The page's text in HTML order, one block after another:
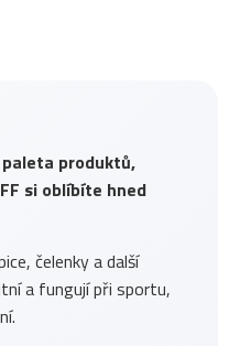
produktů,
si oblíbíte hned
čelenky a další
a fungují při sportu,